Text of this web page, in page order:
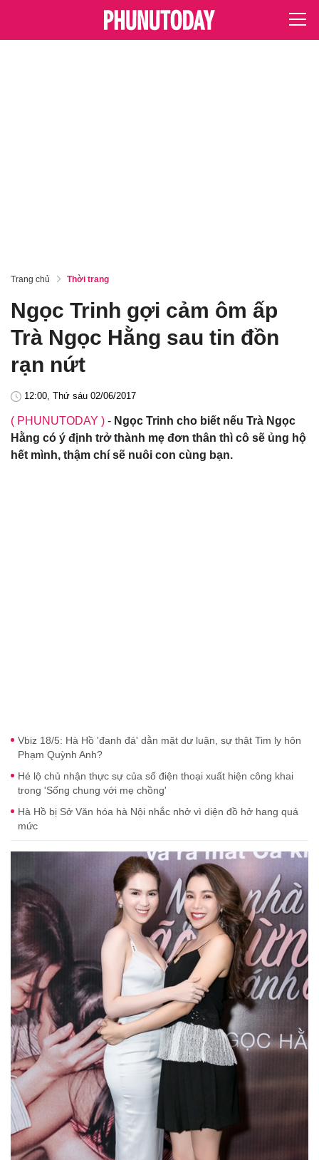
Trang chủ Thời trang
Ngọc Trinh gợi cảm ôm ấp
Trà Ngọc Hằng sau tin đồn
rạn nứt
12:00, Thứ sáu 02/06/2017
( PHUNUTODAY ) - Ngọc Trinh cho biết nếu Trà Ngọc
Hằng có ý định trở thành mẹ đơn thân thì cô sẽ ủng hộ
hết mình, thậm chí sẽ nuôi con cùng bạn.
Vbiz 18/5: Hà Hồ 'đanh đá' dằn mặt dư luận, sự thật Tim ly hôn
Phạm Quỳnh Anh?
Hé lộ chủ nhận thực sự của số điện thoại xuất hiện công khai
trong 'Sống chung với mẹ chồng'
Hà Hồ bị Sở Văn hóa hà Nội nhắc nhở vì diện đồ hở hang quá
mức